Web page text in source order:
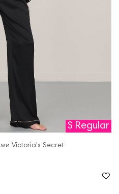
S Regular
Victoria's Secret